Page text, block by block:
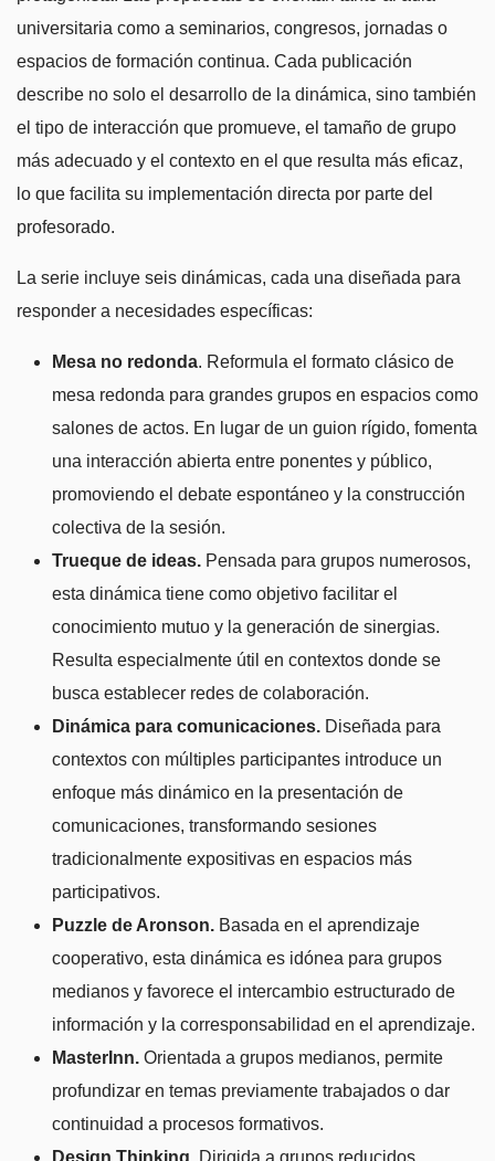
universitaria como a seminarios, congresos, jornadas o
espacios de formación continua. Cada publicación
describe no solo el desarrollo de la dinámica, sino también
el tipo de interacción que promueve, el tamaño de grupo
más adecuado y el contexto en el que resulta más eficaz,
lo que facilita su implementación directa por parte del
profesorado.
La serie incluye seis dinámicas, cada una diseñada para
responder a necesidades específicas:
Mesa no redonda. Reformula el formato clásico de
mesa redonda para grandes grupos en espacios como
salones de actos. En lugar de un guion rígido, fomenta
una interacción abierta entre ponentes y público,
promoviendo el debate espontáneo y la construcción
colectiva de la sesión.
Trueque de ideas. Pensada para grupos numerosos,
esta dinámica tiene como objetivo facilitar el
conocimiento mutuo y la generación de sinergias.
Resulta especialmente útil en contextos donde se
busca establecer redes de colaboración.
Dinámica para comunicaciones. Diseñada para
contextos con múltiples participantes introduce un
enfoque más dinámico en la presentación de
comunicaciones, transformando sesiones
tradicionalmente expositivas en espacios más
participativos.
Puzzle de Aronson. Basada en el aprendizaje
cooperativo, esta dinámica es idónea para grupos
medianos y favorece el intercambio estructurado de
información y la corresponsabilidad en el aprendizaje.
MasterInn. Orientada a grupos medianos, permite
profundizar en temas previamente trabajados o dar
continuidad a procesos formativos.
Design Thinking.
Dirigida a grupos reducidos